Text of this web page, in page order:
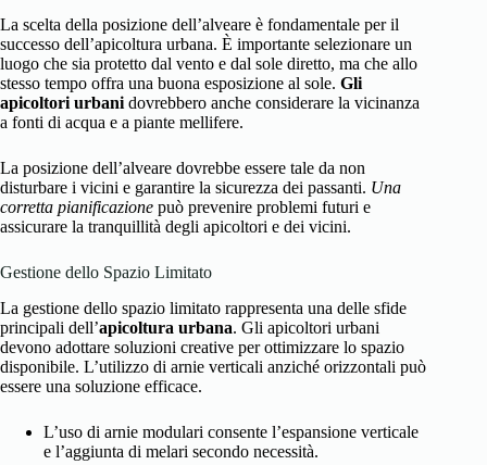
La scelta della posizione dell’alveare è fondamentale per il
successo dell’apicoltura urbana. È importante selezionare un
luogo che sia protetto dal vento e dal sole diretto, ma che allo
stesso tempo offra una buona esposizione al sole. Gli
apicoltori urbani dovrebbero anche considerare la vicinanza
a fonti di acqua e a piante mellifere.
La posizione dell’alveare dovrebbe essere tale da non
disturbare i vicini e garantire la sicurezza dei passanti. Una
corretta pianificazione può prevenire problemi futuri e
assicurare la tranquillità degli apicoltori e dei vicini.
Gestione dello Spazio Limitato
La gestione dello spazio limitato rappresenta una delle sfide
principali dell’apicoltura urbana. Gli apicoltori urbani
devono adottare soluzioni creative per ottimizzare lo spazio
disponibile. L’utilizzo di arnie verticali anziché orizzontali può
essere una soluzione efficace.
L’uso di arnie modulari consente l’espansione verticale
e l’aggiunta di melari secondo necessità.